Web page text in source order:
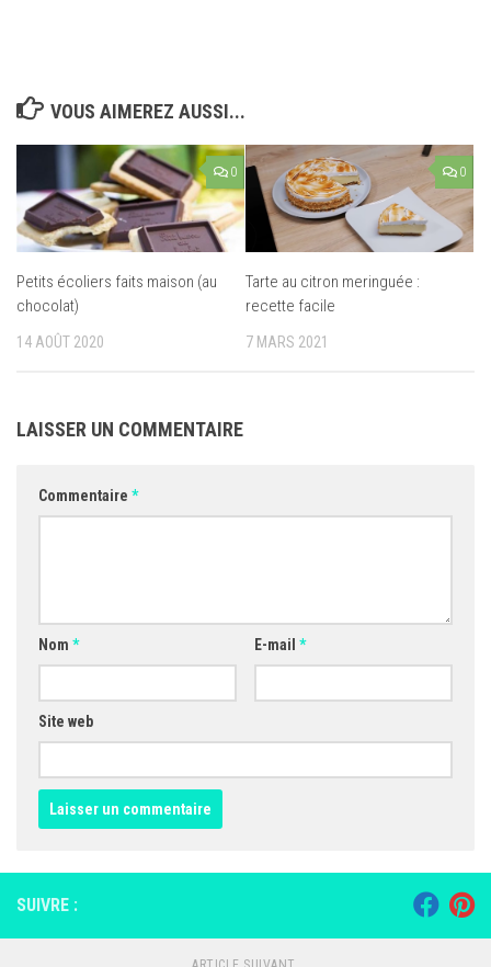
VOUS AIMEREZ AUSSI...
0
Petits écoliers faits maison (au
chocolat)
14 AOÛT 2020
0
Tarte au citron meringuée :
recette facile
7 MARS 2021
LAISSER UN COMMENTAIRE
Commentaire *
Nom * E-mail *
Site web
SUIVRE :